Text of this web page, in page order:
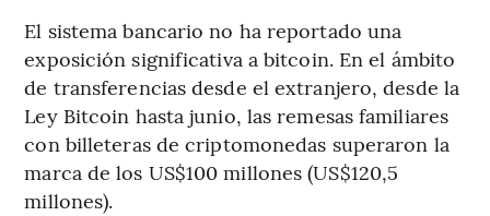
El sistema bancario no ha reportado una
exposición significativa a bitcoin. En el ámbito
de transferencias desde el extranjero, desde la
Ley Bitcoin hasta junio, las remesas familiares
con billeteras de criptomonedas superaron la
marca de los US$100 millones (US$120,5
millones).